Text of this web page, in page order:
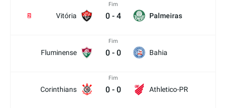
Vitória
2
Fim
0 - 4 Palmeiras
Fluminense
Fim
0 - 0 Bahia
Corinthians
Fim
0 - 0 Athletico-PR